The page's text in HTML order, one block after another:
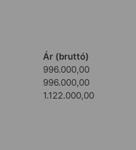
Ár (bruttó)
996.000,00
996.000,00
1.122.000,00